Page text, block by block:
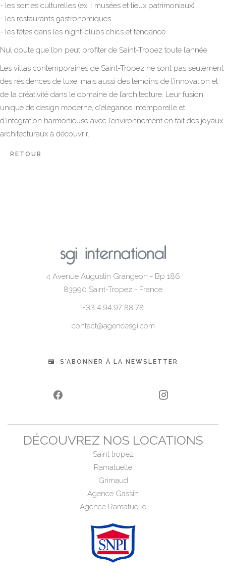
- les sorties culturelles (ex. : musées et lieux patrimoniaux)
- les restaurants gastronomiques
- les fêtes dans les night-clubs chics et tendance.
Nul doute que l’on peut profiter de Saint-Tropez toute l’année.
Les villas contemporaines de Saint-Tropez ne sont pas seulement
des résidences de luxe, mais aussi des témoins de l’innovation et
de la créativité dans le domaine de l’architecture. Leur fusion
unique de design moderne, d’élégance intemporelle et
d’intégration harmonieuse avec l’environnement en fait des joyaux
architecturaux à découvrir.
RETOUR
4 Avenue Augustin Grangeon - Bp 186
83990 Saint-Tropez - France
+33 4 94 97 88 78
contact@agencesgi.com
S’ABONNER À LA NEWSLETTER
DÉCOUVREZ NOS LOCATIONS
Saint tropez
Ramatuelle
Grimaud
Agence Gassin
Agence Ramatuelle